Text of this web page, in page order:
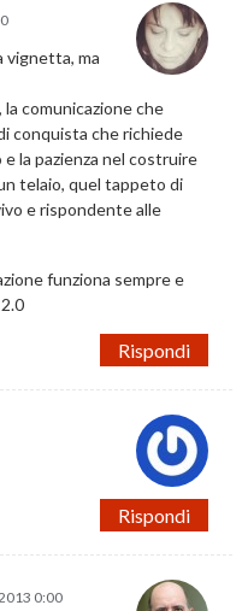
vignetta, ma
comunicazione che
conquista che richiede
la pazienza nel costruire
telaio, quel tappeto di
e rispondente alle
funziona sempre e
Rispondi
Rispondi
0:00